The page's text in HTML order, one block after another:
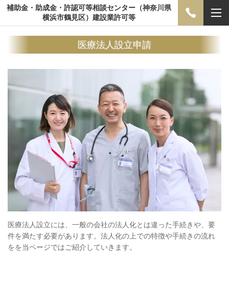
補助金・助成金・許認可等相談センター（神奈川県
横浜市鶴見区）建設業許可等
医療法人設立申請
医療法人設立には、一般の会社の法人化とは違った手続きや、要
件を満たす必要があります。法人化の上での特徴や手続きの流れ
をを当ページではご紹介していきます。